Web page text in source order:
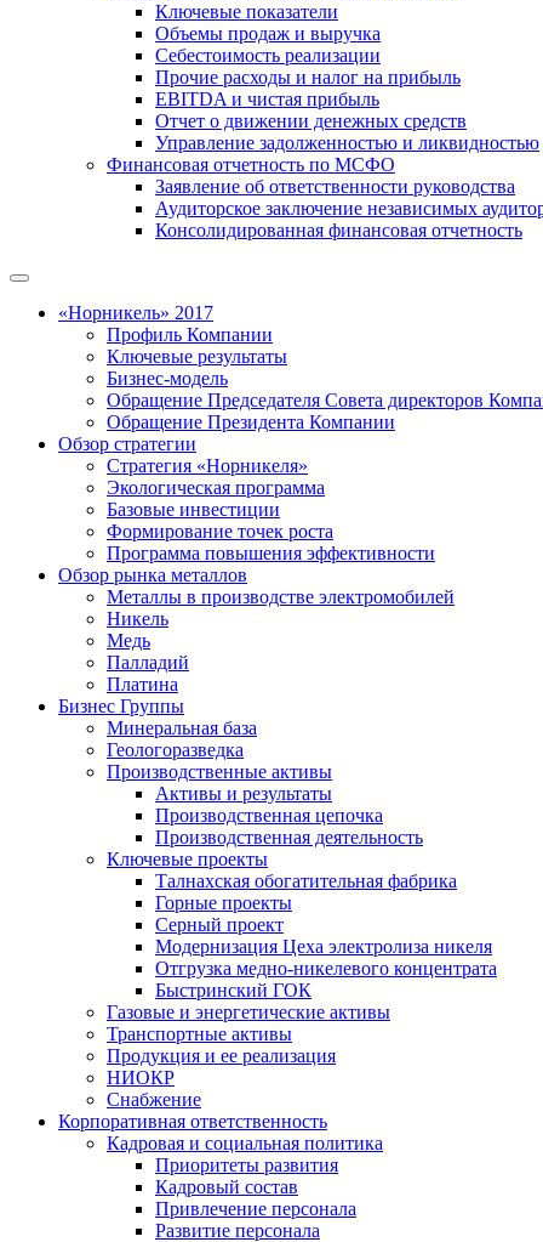
Ключевые показатели
Объемы продаж и выручка
Себестоимость реализации
Прочие расходы и налог на прибыль
EBITDA и чистая прибыль
Отчет о движении денежных средств
Управление задолженностью и ликвидностью
Финансовая отчетность по МСФО
Заявление об ответственности руководства
Аудиторское заключение независимых
Консолидированная финансовая отчетность
«Норникель» 2017
Профиль Компании
Ключевые результаты
Бизнес-модель
Обращение Председателя Совета директоров
Обращение Президента Компании
Обзор стратегии
Стратегия «Норникеля»
Экологическая программа
Базовые инвестиции
Формирование точек роста
Программа повышения эффективности
Обзор рынка металлов
Металлы в производстве электромобилей
Никель
Медь
Палладий
Платина
Бизнес Группы
Минеральная база
Геологоразведка
Производственные активы
Активы и результаты
Производственная цепочка
Производственная деятельность
Ключевые проекты
Талнахская обогатительная фабрика
Горные проекты
Серный проект
Модернизация Цеха электролиза никеля
Отгрузка медно-никелевого концентрата
Быстринский ГОК
Газовые и энергетические активы
Транспортные активы
Продукция и ее реализация
НИОКР
Снабжение
Корпоративная ответственность
Кадровая и социальная политика
Приоритеты развития
Кадровый состав
Привлечение персонала
Развитие персонала